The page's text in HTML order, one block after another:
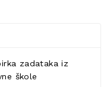
zadataka iz
škole